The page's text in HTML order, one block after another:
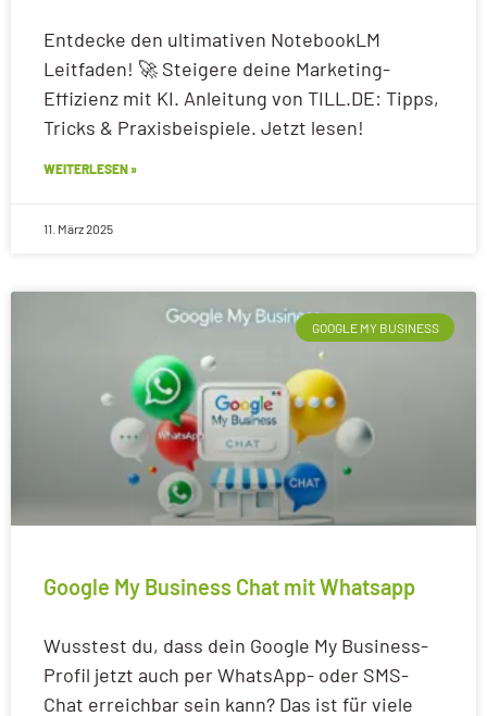
Entdecke den ultimativen NotebookLM
Leitfaden! 🚀 Steigere deine Marketing-
Effizienz mit KI. Anleitung von TILL.DE: Tipps,
Tricks & Praxisbeispiele. Jetzt lesen!
WEITERLESEN »
11. März 2025
GOOGLE MY BUSINESS
Google My Business Chat mit Whatsapp
Wusstest du, dass dein Google My Business-
Profil jetzt auch per WhatsApp- oder SMS-
Chat erreichbar sein kann? Das ist für viele